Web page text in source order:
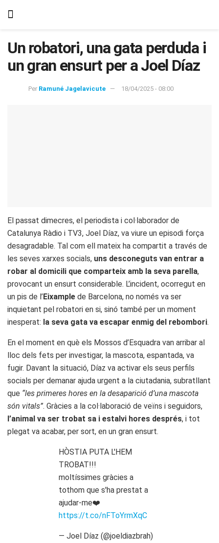
Un robatori, una gata perduda i
un gran ensurt per a Joel Díaz
Per Ramuné Jagelavicute 18/04/2025 - 08:00
El passat dimecres, el periodista i col·laborador de
Catalunya Ràdio i TV3, Joel Díaz, va viure un episodi força
desagradable. Tal com ell mateix ha compartit a través de
les seves xarxes socials, uns desconeguts van entrar a
robar al domicili que comparteix amb la seva parella,
provocant un ensurt considerable. L’incident, ocorregut en
un pis de l’Eixample de Barcelona, no només va ser
inquietant pel robatori en si, sinó també per un moment
inesperat: la seva gata va escapar enmig del rebombori.
En el moment en què els Mossos d’Esquadra van arribar al
lloc dels fets per investigar, la mascota, espantada, va
fugir. Davant la situació, Díaz va activar els seus perfils
socials per demanar ajuda urgent a la ciutadania, subratllant
que “les primeres hores en la desaparició d’una mascota
són vitals”. Gràcies a la col·laboració de veïns i seguidors,
l’animal va ser trobat sa i estalvi hores després, i tot
plegat va acabar, per sort, en un gran ensurt.
HÒSTIA PUTA L'HEM
TROBAT!!!
moltíssimes gràcies a
tothom que s'ha prestat a
ajudar-me❤️
https://t.co/nFToYrmXqC
— Joel Díaz (@joeldiazbrah)